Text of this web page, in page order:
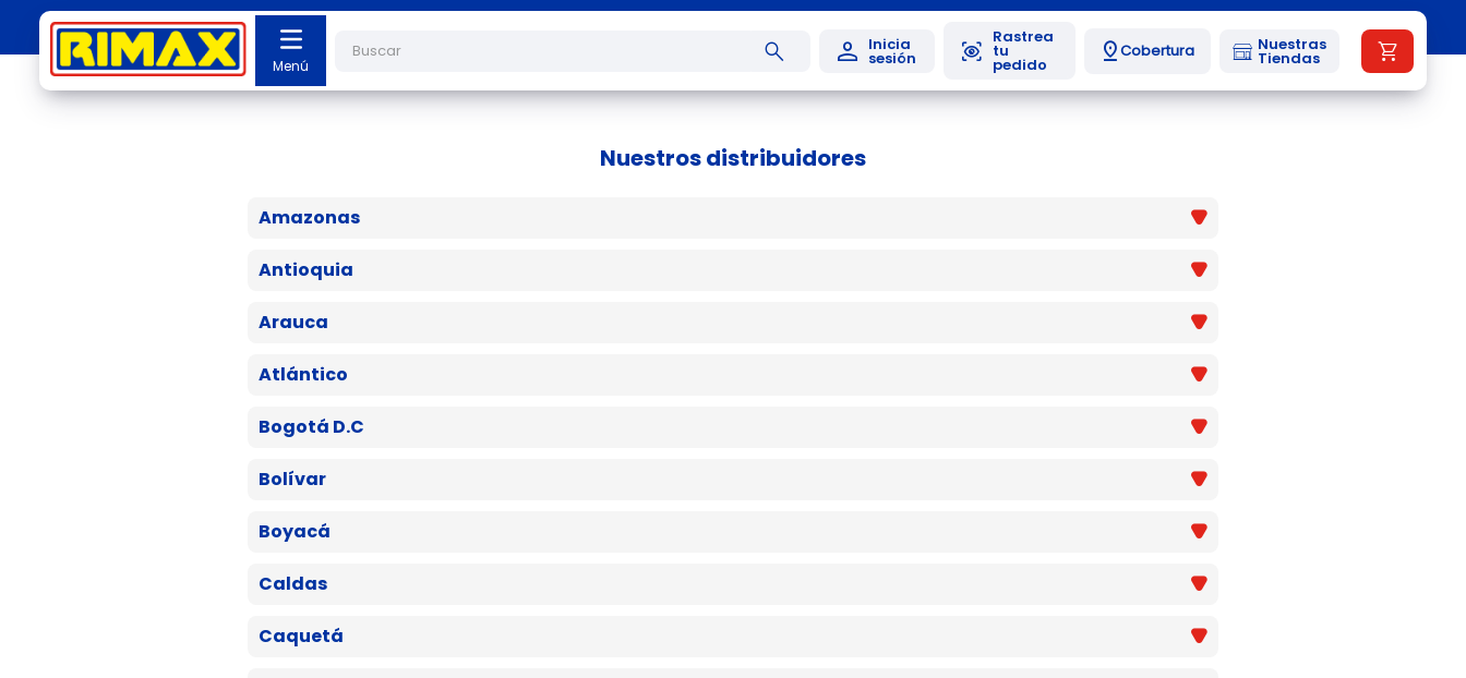
Cobertura Nuestras
Tiendas
Nuestros distribuidores
Amazonas
Antioquia
Arauca
Atlántico
Bogotá D.C
Bolívar
Boyacá
Caldas
Caquetá